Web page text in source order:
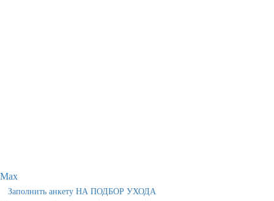
Max
Заполнить анкету НА ПОДБОР УХОДА